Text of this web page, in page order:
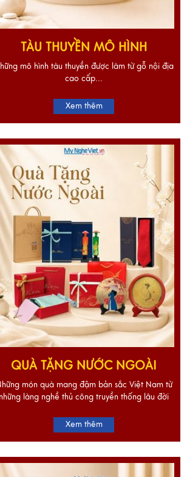
TÀU THUYỀN MÔ HÌNH
mô hình tàu thuyền được làm từ gỗ nội địa
cao cấp...
Xem thêm
QUÀ TẶNG NƯỚC NGOÀI
món quà mang đậm bản sắc Việt Nam từ
những làng nghề thủ công truyền thống lâu đời
Xem thêm